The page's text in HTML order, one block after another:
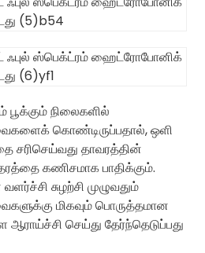
நிலைகளில்
கொண்டிருப்பதால், ஒளி
சரிசெய்வது தாவரத்தின்
கணிசமாக பாதிக்கும்.
சுழற்சி முழுவதும்
மிகவும் பொருத்தமான
செய்து தேர்ந்தெடுப்பது